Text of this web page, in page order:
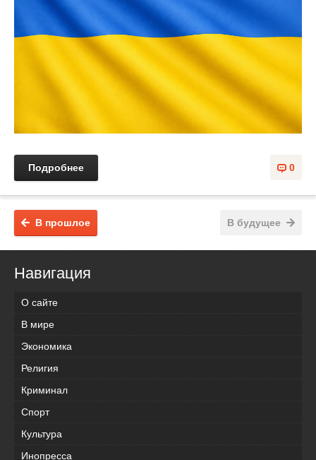
0
Подробнее
В будущее
В прошлое
Навигация
О сайте
В мире
Экономика
Религия
Криминал
Спорт
Культура
Инопресса